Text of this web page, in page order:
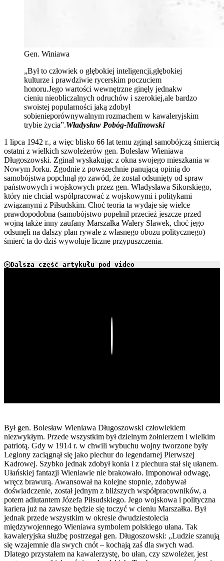
Gen. Winiawa
„Był to człowiek o głębokiej inteligencji,głębokiej
kulturze i prawdziwie rycerskim poczuciem
honoru.Jego wartości wewnętrzne ginęły jednakw
cieniu nieobliczalnych odruchów i szerokiej,ale bardzo
swoistej popularności jaką zdobył
sobienieporównywalnym rozmachem w kawaleryjskim
trybie życia”.Władysław Pobóg-Malinowski
1 lipca 1942 r., a więc blisko 66 lat temu zginął samobójczą śmiercią
ostatni z wielkich szwoleżerów gen. Bolesław Wieniawa
Długoszowski. Zginał wyskakując z okna swojego mieszkania w
Nowym Jorku. Zgodnie z powszechnie panującą opinią do
samobójstwa popchnął go zawód, że został odsunięty od spraw
państwowych i wojskowych przez gen. Władysława Sikorskiego,
który nie chciał współpracować z wojskowymi i politykami
związanymi z Piłsudskim. Choć teoria ta wydaje się wielce
prawdopodobna (samobójstwo popełnił przecież jeszcze przed
wojną także inny zaufany Marszałka Walery Sławek, choć jego
odsunęli na dalszy plan rywale z własnego obozu politycznego)
śmierć ta do dziś wywołuje liczne przypuszczenia.
Dalsza część artykułu pod video
Był gen. Bolesław Wieniawa Długoszowski człowiekiem
niezwykłym. Przede wszystkim był dzielnym żołnierzem i wielkim
patriotą. Gdy w 1914 r. w chwili wybuchu wojny tworzone były
Legiony zaciągnął się jako piechur do legendarnej Pierwszej
Kadrowej. Szybko jednak zdobył konia i z piechura stał się ułanem.
Ułańskiej fantazji Wieniawie nie brakowało. Imponował odwagę,
wręcz brawurą. Awansował na kolejne stopnie, zdobywał
doświadczenie, został jednym z bliższych współpracowników, a
potem adiutantem Józefa Piłsudskiego. Jego wojskowa i polityczna
kariera już na zawsze będzie się toczyć w cieniu Marszałka. Był
jednak przede wszystkim w okresie dwudziestolecia
międzywojennego Wieniawa symbolem polskiego ułana. Tak
kawaleryjska służbę postrzegał gen. Długoszowski: „Ludzie szanują
się wzajemnie dla swych cnót – kochają zaś dla swych wad.
Dlatego przystałem na kawalerzystę, bo ułan, czy szwoleżer, jest